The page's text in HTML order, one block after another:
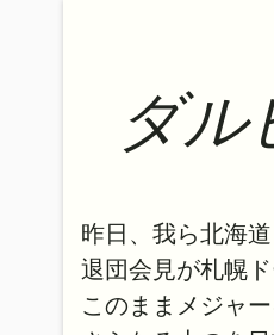
ダ
昨日、我ら北海
退団会見が札幌
このままメジャ